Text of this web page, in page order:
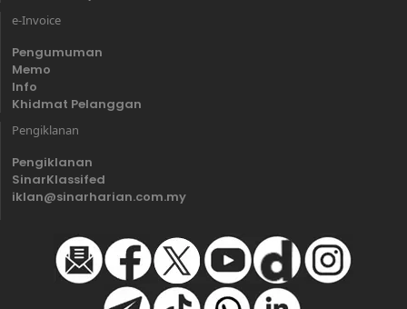
e-Invoice
Pengumuman
Memo
Info
Khidmat Pelanggan
Pengiklanan
Pengiklanan
SinarKlassifed
iklan@sinarharian.com.my